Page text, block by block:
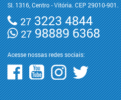
Sl. 1316, Centro - Vitória. CEP 29010-901.
273223 4844
2798889 6368
Acesse nossas redes sociais: